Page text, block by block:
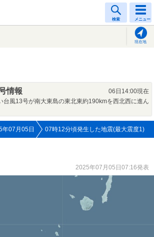
検索 メニュー
現在地
情報
06日14:00現在
台風13号が南大東島の東北東約190kmを西北西に進ん
年07月05日 07時12分頃発生した地震(最大震度1)
2025年07月05日07:16発表